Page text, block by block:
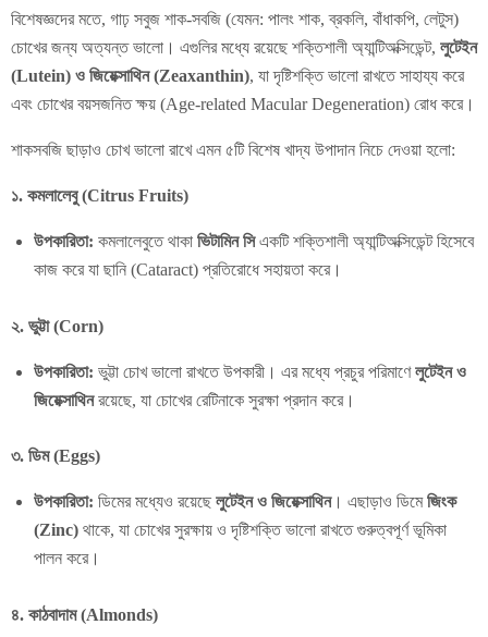
বিশেষজ্ঞদের মতে, গাঢ় সবুজ শাক-সবজি (যেমন: পালং শাক, ব্রকলি, বাঁধাকপি, লেটুস)
চোখের জন্য অত্যন্ত ভালো। এগুলির মধ্যে রয়েছে শক্তিশালী অ্যান্টিঅক্সিডেন্ট, লুটেইন
(Lutein) ও জিয়েক্সাথিন (Zeaxanthin), যা দৃষ্টিশক্তি ভালো রাখতে সাহায্য করে
এবং চোখের বয়সজনিত ক্ষয় (Age-related Macular Degeneration) রোধ করে।
শাকসবজি ছাড়াও চোখ ভালো রাখে এমন ৫টি বিশেষ খাদ্য উপাদান নিচে দেওয়া হলো:
১. কমলালেবু (Citrus Fruits)
উপকারিতা: কমলালেবুতে থাকা ভিটামিন সিএকটি শক্তিশালী অ্যান্টিঅক্সিডেন্ট হিসেবে
কাজ করে যা ছানি (Cataract) প্রতিরোধে সহায়তা করে।
২. ভুট্টা (Corn)
উপকারিতা: ভুট্টা চোখ ভালো রাখতে উপকারী। এর মধ্যে প্রচুর পরিমাণেলুটেইন ও
জিয়েক্সাথিনরয়েছে, যা চোখের রেটিনাকে সুরক্ষা প্রদান করে।
৩. ডিম (Eggs)
উপকারিতা: ডিমের মধ্যেও রয়েছে লুটেইন ও জিয়েক্সাথিন। এছাড়াও ডিমেজিংক
(Zinc)থাকে, যা চোখের সুরক্ষায় ও দৃষ্টিশক্তি ভালো রাখতে গুরুত্বপূর্ণ ভূমিকা
পালন করে।
৪. কাঠবাদাম (Almonds)